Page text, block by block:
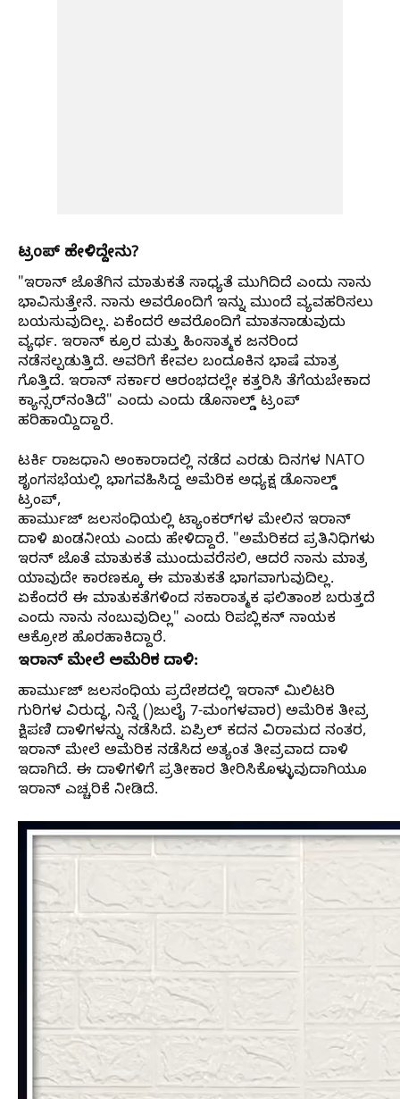
ಟ್ರಂಪ್ ಹೇಳಿದ್ದೇನು?
"ಇರಾನ್‌ ಜೊತೆಗಿನ ಮಾತುಕತೆ ಸಾಧ್ಯತೆ ಮುಗಿದಿದೆ ಎಂದು ನಾನು
ಭಾವಿಸುತ್ತೇನೆ. ನಾನು ಅವರೊಂದಿಗೆ ಇನ್ನು ಮುಂದೆ ವ್ಯವಹರಿಸಲು
ಬಯಸುವುದಿಲ್ಲ. ಏಕೆಂದರೆ ಅವರೊಂದಿಗೆ ಮಾತನಾಡುವುದು
ವ್ಯರ್ಥ. ಇರಾನ್‌ ಕ್ರೂರ ಮತ್ತು ಹಿಂಸಾತ್ಮಕ ಜನರಿಂದ
ನಡೆಸಲ್ಪಡುತ್ತಿದೆ. ಅವರಿಗೆ ಕೇವಲ ಬಂದೂಕಿನ ಭಾಷೆ ಮಾತ್ರ
ಗೊತ್ತಿದೆ. ಇರಾನ್ ಸರ್ಕಾರ ಆರಂಭದಲ್ಲೇ ಕತ್ತರಿಸಿ ತೆಗೆಯಬೇಕಾದ
ಕ್ಯಾನ್ಸರ್‌ನಂತಿದೆ" ಎಂದು ಎಂದು ಡೊನಾಲ್ಡ್‌ ಟ್ರಂಪ್‌
ಹರಿಹಾಯ್ದಿದ್ದಾರೆ.
ಟರ್ಕಿ ರಾಜಧಾನಿ ಅಂಕಾರಾದಲ್ಲಿ ನಡೆದ ಎರಡು ದಿನಗಳ NATO
ಶೃಂಗಸಭೆಯಲ್ಲಿ ಭಾಗವಹಿಸಿದ್ದ ಅಮೆರಿಕ ಅಧ್ಯಕ್ಷ ಡೊನಾಲ್ಡ್‌
ಟ್ರಂಪ್‌,
ಹಾರ್ಮುಜ್ ಜಲಸಂಧಿಯಲ್ಲಿ ಟ್ಯಾಂಕರ್‌ಗಳ ಮೇಲಿನ ಇರಾನ್‌
ದಾಳಿ ಖಂಡನೀಯ ಎಂದು ಹೇಳಿದ್ದಾರೆ. "ಅಮೆರಿಕದ ಪ್ರತಿನಿಧಿಗಳು
ಇರನ್‌ ಜೊತೆ ಮಾತುಕತೆ ಮುಂದುವರೆಸಲಿ, ಆದರೆ ನಾನು ಮಾತ್ರ
ಯಾವುದೇ ಕಾರಣಕ್ಕೂ ಈ ಮಾತುಕತೆ ಭಾಗವಾಗುವುದಿಲ್ಲ.
ಏಕೆಂದರೆ ಈ ಮಾತುಕತೆಗಳಿಂದ ಸಕಾರಾತ್ಮಕ ಫಲಿತಾಂಶ ಬರುತ್ತದೆ
ಎಂದು ನಾನು ನಂಬುವುದಿಲ್ಲ" ಎಂದು ರಿಪಬ್ಲಿಕನ್‌ ನಾಯಕ
ಆಕ್ರೋಶ ಹೊರಹಾಕಿದ್ದಾರೆ.
ಇರಾನ್ ಮೇಲೆ ಅಮೆರಿಕ ದಾಳಿ:
ಹಾರ್ಮುಜ್ ಜಲಸಂಧಿಯ ಪ್ರದೇಶದಲ್ಲಿ ಇರಾನ್‌ ಮಿಲಿಟರಿ
ಗುರಿಗಳ ವಿರುದ್ಧ, ನಿನ್ನೆ ()ಜುಲೈ 7-ಮಂಗಳವಾರ) ಅಮೆರಿಕ ತೀವ್ರ
ಕ್ಷಿಪಣಿ ದಾಳಿಗಳನ್ನು ನಡೆಸಿದೆ. ಏಪ್ರಿಲ್ ಕದನ ವಿರಾಮದ ನಂತರ,
ಇರಾನ್ ಮೇಲೆ ಅಮೆರಿಕ ನಡೆಸಿದ ಅತ್ಯಂತ ತೀವ್ರವಾದ ದಾಳಿ
ಇದಾಗಿದೆ. ಈ ದಾಳಿಗಳಿಗೆ ಪ್ರತೀಕಾರ ತೀರಿಸಿಕೊಳ್ಳುವುದಾಗಿಯೂ
ಇರಾನ್‌ ಎಚ್ಚರಿಕೆ ನೀಡಿದೆ.